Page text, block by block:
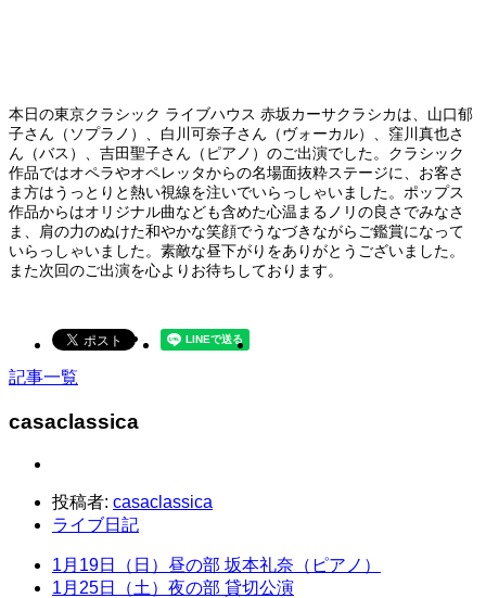
本日の東京クラシック ライブハウス 赤坂カーサクラシカは、山口郁
子さん（ソプラノ）、白川可奈子さん（ヴォーカル）、窪川真也さ
ん（バス）、吉田聖子さん（ピアノ）のご出演でした。クラシック
作品ではオペラやオペレッタからの名場面抜粋ステージに、お客さ
ま方はうっとりと熱い視線を注いでいらっしゃいました。ポップス
作品からはオリジナル曲なども含めた心温まるノリの良さでみなさ
ま、肩の力のぬけた和やかな笑顔でうなづきながらご鑑賞になって
いらっしゃいました。素敵な昼下がりをありがとうございました。
また次回のご出演を心よりお待ちしております。
記事一覧
casaclassica
投稿者: casaclassica
ライブ日記
1月19日（日）昼の部 坂本礼奈（ピアノ）
1月25日（土）夜の部 貸切公演